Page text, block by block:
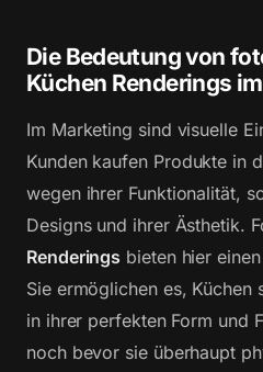
Die Bedeutung von
Küchen Renderings
Im Marketing sind visuelle
Kunden kaufen Produkte in
wegen ihrer Funktionalität,
Designs und ihrer Ästhetik.
Renderings bieten hier
Sie ermöglichen es, Küchen
in ihrer perfekten Form und
noch bevor sie überhaupt